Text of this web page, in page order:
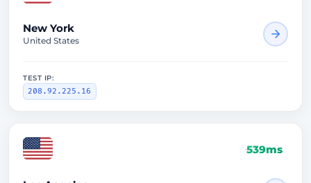
New York
United States
TEST IP:
208.92.225.16
539ms